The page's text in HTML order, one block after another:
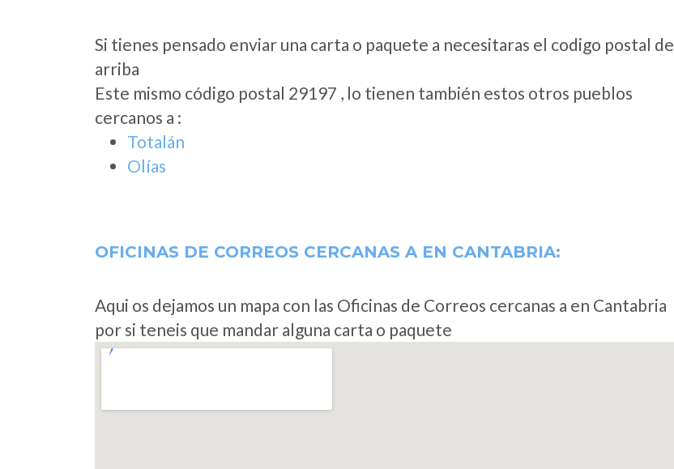
Si tienes pensado enviar una carta o paquete a necesitaras el codigo postal de
arriba
Este mismo código postal 29197 , lo tienen también estos otros pueblos
cercanos a :
Totalán
Olías
OFICINAS DE CORREOS CERCANAS A EN CANTABRIA:
Aqui os dejamos un mapa con las Oficinas de Correos cercanas a en Cantabria
por si teneis que mandar alguna carta o paquete